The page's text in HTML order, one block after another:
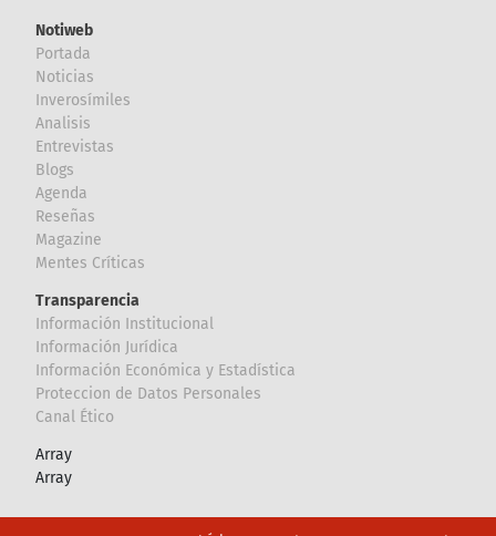
Notiweb
Portada
Noticias
Inverosímiles
Analisis
Entrevistas
Blogs
Agenda
Reseñas
Magazine
Mentes Críticas
Transparencia
Información Institucional
Información Jurídica
Información Económica y Estadística
Proteccion de Datos Personales
Canal Ético
Array
Array